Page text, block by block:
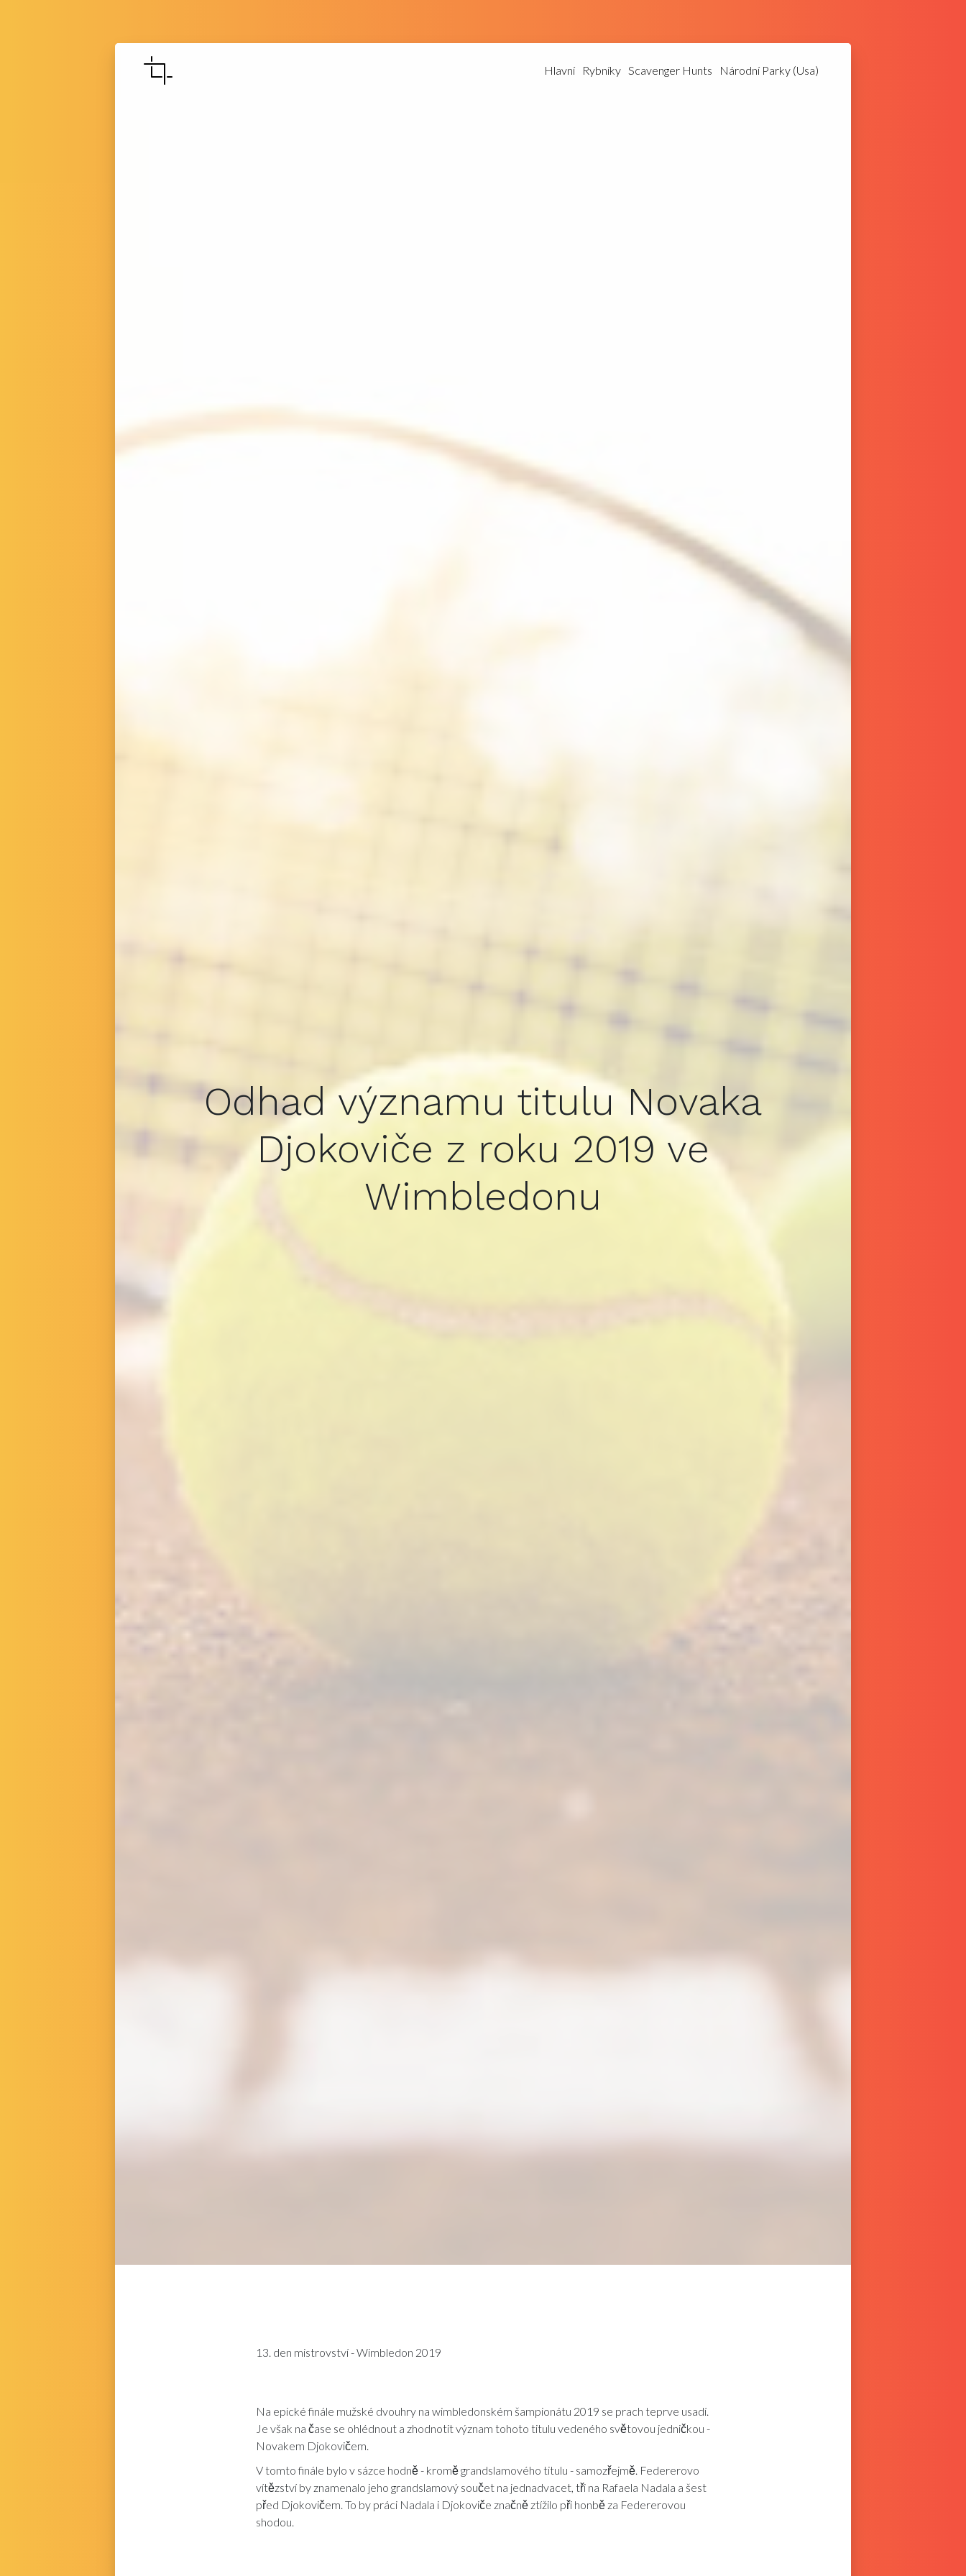
Hlavní Rybníky Scavenger Hunts Národní Parky (Usa)
Odhad významu titulu Novaka
Djokoviče z roku 2019 ve
Wimbledonu
13. den mistrovství - Wimbledon 2019
Na epické finále mužské dvouhry na wimbledonském šampionátu 2019 se prach teprve usadí.
Je však na čase se ohlédnout a zhodnotit význam tohoto titulu vedeného světovou jedničkou -
Novakem Djokovičem.
V tomto finále bylo v sázce hodně - kromě grandslamového titulu - samozřejmě. Federerovo
vítězství by znamenalo jeho grandslamový součet na jednadvacet, tři na Rafaela Nadala a šest
před Djokovičem. To by práci Nadala i Djokoviče značně ztížilo při honbě za Federerovou
shodou.